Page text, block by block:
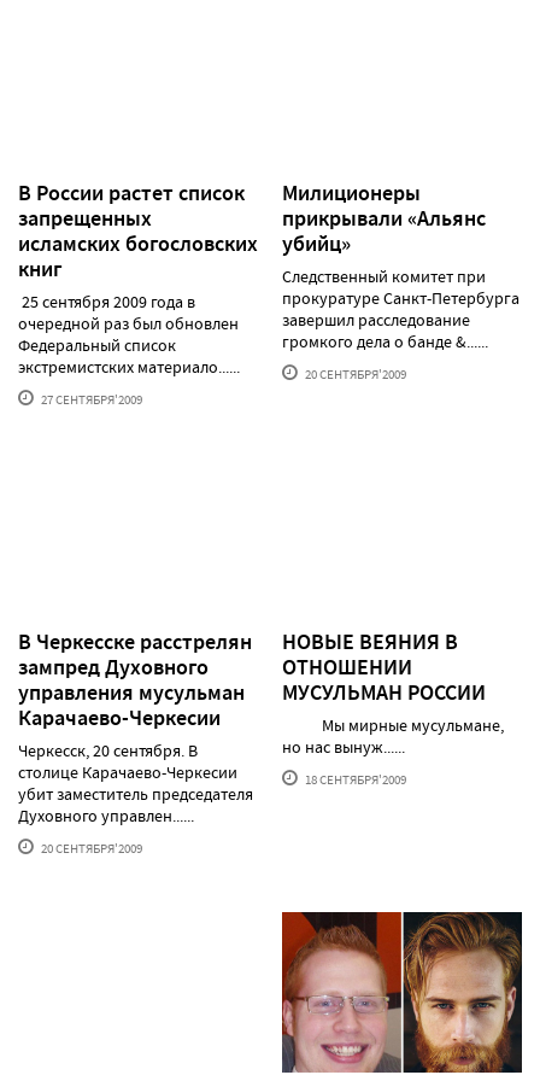
В России растет список
запрещенных
исламских богословских
книг
25 сентября 2009 года в
очередной раз был обновлен
Федеральный список
экстремистских материало......
27 СЕНТЯБРЯ'2009
Милиционеры
прикрывали «Альянс
убийц»
Следственный комитет при
прокуратуре Санкт-Петербурга
завершил расследование
громкого дела о банде &......
20 СЕНТЯБРЯ'2009
В Черкесске расстрелян
зампред Духовного
управления мусульман
Карачаево-Черкесии
Черкесск, 20 сентября. В
столице Карачаево-Черкесии
убит заместитель председателя
Духовного управлен......
20 СЕНТЯБРЯ'2009
НОВЫЕ ВЕЯНИЯ В
ОТНОШЕНИИ
МУСУЛЬМАН РОССИИ
Мы мирные мусульмане,
но нас вынуж......
18 СЕНТЯБРЯ'2009